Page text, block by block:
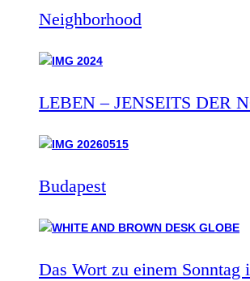
Neighborhood
LEBEN – JENSEITS DER
Budapest
Das Wort zu einem Sonntag